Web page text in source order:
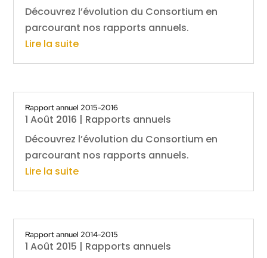
Découvrez l’évolution du Consortium en
parcourant nos rapports annuels.
Lire la suite
Rapport annuel 2015-2016
1 Août 2016 | Rapports annuels
Découvrez l’évolution du Consortium en
parcourant nos rapports annuels.
Lire la suite
Rapport annuel 2014-2015
1 Août 2015 | Rapports annuels